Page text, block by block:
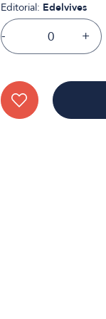
Editorial: Edelvives
- +